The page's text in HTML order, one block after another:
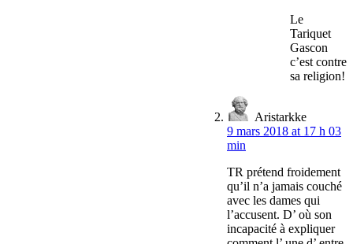
Le
Tariquet
Gascon
c’est contre
sa religion!
Aristarkke
9 mars 2018 at 17 h 03
min
TR prétend froidement
qu’il n’a jamais couché
avec les dames qui
l’accusent. D’ où son
incapacité à expliquer